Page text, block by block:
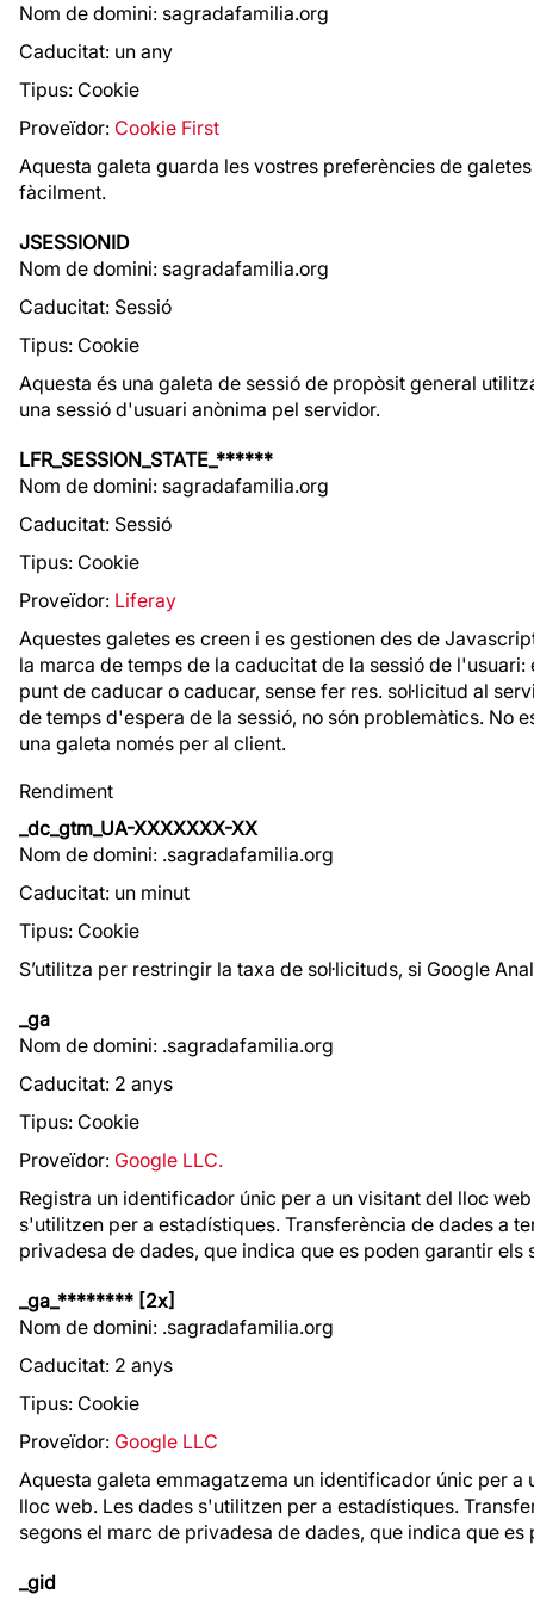
Nom de domini: sagradafamilia.org
Caducitat: un any
Tipus: Cookie
Proveïdor: Cookie First
Aquesta galeta guarda les vostres preferències de
fàcilment.
JSESSIONID
Nom de domini: sagradafamilia.org
Caducitat: Sessió
Tipus: Cookie
Aquesta és una galeta de sessió de propòsit general
una sessió d'usuari anònima pel servidor.
LFR_SESSION_STATE_******
Nom de domini: sagradafamilia.org
Caducitat: Sessió
Tipus: Cookie
Proveïdor: Liferay
Aquestes galetes es creen i es gestionen des de
la marca de temps de la caducitat de la sessió de
punt de caducar o caducar, sense fer res. sol·licitud al
de temps d'espera de la sessió, no són problemàtics. No
una galeta només per al client.
Rendiment
_dc_gtm_UA-XXXXXXX-XX
Nom de domini: .sagradafamilia.org
Caducitat: un minut
Tipus: Cookie
S’utilitza per restringir la taxa de sol·licituds, si Google
_ga
Nom de domini: .sagradafamilia.org
Caducitat: 2 anys
Tipus: Cookie
Proveïdor: Google LLC.
Registra un identificador únic per a un visitant del lloc
s'utilitzen per a estadístiques. Transferència de dades a
privadesa de dades, que indica que es poden garantir els
_ga_******** [2x]
Nom de domini: .sagradafamilia.org
Caducitat: 2 anys
Tipus: Cookie
Proveïdor: Google LLC
Aquesta galeta emmagatzema un identificador únic per
lloc web. Les dades s'utilitzen per a estadístiques.
segons el marc de privadesa de dades, que indica que
_gid